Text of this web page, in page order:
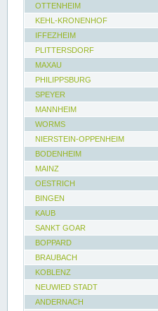
OTTENHEIM
KEHL-KRONENHOF
IFFEZHEIM
PLITTERSDORF
MAXAU
PHILIPPSBURG
SPEYER
MANNHEIM
WORMS
NIERSTEIN-OPPENHEIM
BODENHEIM
MAINZ
OESTRICH
BINGEN
KAUB
SANKT GOAR
BOPPARD
BRAUBACH
KOBLENZ
NEUWIED STADT
ANDERNACH